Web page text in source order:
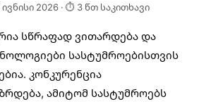
2026 · ⏱ 3 წთ საკითხავი
სწრაფად ვითარდება და
სასტუმროებისთვის
კონკურენცია
ამიტომ სასტუმროებს